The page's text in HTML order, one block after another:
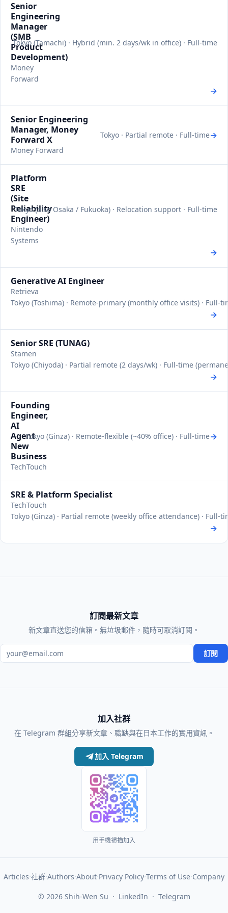
Senior
Engineering
Manager
(SMB
Product
Development)
Money
Forward
Tokyo (Tamachi) · Hybrid (min. 2 days/wk in office) · Full-time
→
Senior Engineering
Manager, Money
Forward X
Money Forward
Tokyo · Partial remote · Full-time→
Platform
SRE
(Site
Reliability
Engineer)
Nintendo
Systems
Tokyo (also Osaka / Fukuoka) · Relocation support · Full-time
→
Generative AI Engineer
Retrieva
Tokyo (Toshima) · Remote-primary (monthly office visits) · Full-
→
Senior SRE (TUNAG)
Stamen
Tokyo (Chiyoda) · Partial remote (2 days/wk) · Full-time
→
Founding
Engineer,
AI
Agent
New
Business
TechTouch
Tokyo (Ginza) · Remote-flexible (~40% office) · Full-time→
SRE & Platform Specialist
TechTouch
Tokyo (Ginza) · Partial remote (weekly office attendance) · Full-
→
訂閱最新文章
新文章直送您的信箱。無垃圾郵件，隨時可取消訂閱。
電子郵件地址 訂閱
加入社群
在 Telegram 群組分享新文章、職缺與在日本工作的實用資訊。
加入 Telegram
用手機掃描加入
Articles·社群·Authors·About·Privacy Policy·Terms of Use·Company
© 2026 Shih-Wen Su · LinkedIn · Telegram